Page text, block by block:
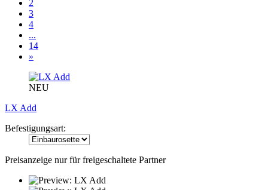
2
3
4
...
14
»
NEU
LX Add
Befestigungsart:
Preisanzeige nur für freigeschaltete Partner